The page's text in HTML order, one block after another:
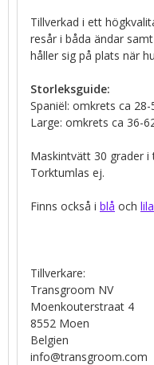
Tillverkad i ett
resår i båda ändar
håller sig på plats när
Storleksguide:
Spaniël: omkrets ca 28-
Large: omkrets ca 36-
Maskintvätt 30 grader
Torktumlas ej.
Finns också i blå och lila
Tillverkare:
Transgroom NV
Moenkouterstraat 4
8552 Moen
Belgien
info@transgroom.com